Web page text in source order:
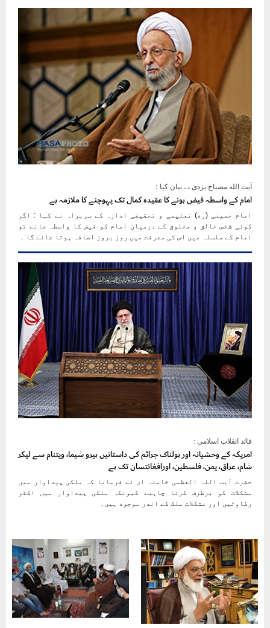
آیت الله مصباح یزدی نے بیان کیا ؛
امام کے واسطہ فیض ہونے کا عقیدہ کمال تک پہوچنے کا ملازمہ ہے
امام خمینی (ره) تعلیمی و تحقیقی ادارہ کے سربراہ نے کہا : اگر
کوئی شخس خالق و مخلوق کے درمیان امام کو فیض کا واسطہ جانے تو
امام کے سلسلہ میں اس کی معرفت میں روز بروز اصافہ ہوتا جائے گا ۔
قائد انقلاب اسلامی :
امریکہ کے وحشیانہ اور ہولناک جرائم کی داستانیں ہیرو شیما، ویتنام سے لیکر
شام، عراق، یمن، فلسطین، اورافغانتسان تک ہے
حضرت آیت اللہ العظمی خامنہ ای نے فرمایا کہ ملکی پیداوار میں
مشکلات کو برطرف کرنا چاہیے کیونکہ ملکی پیداوار میں اکثر
رکاوٹیں اور مشکلات ملک کے اندر موجود ہیں۔